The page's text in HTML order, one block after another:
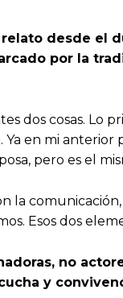
desde el
por la
dos cosas. Lo
en mi anterior
pero es el
Esos dos
no
y